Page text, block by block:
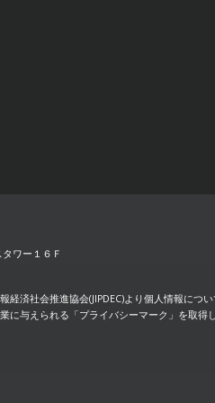
ワー１６Ｆ
経済社会推進協会(JIPDEC)より個人情報につい
に与えられる 「プライバシーマーク」を取得